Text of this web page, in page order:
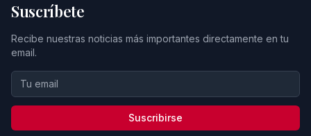
Suscríbete
Recibe nuestras noticias más importantes directamente en tu
email.
Suscribirse